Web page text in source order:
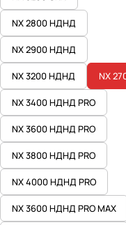
NX 2800 НДНД
NX 2900 НДНД
NX 3200 НДНД NX
NX 3400 НДНД PRO
NX 3600 НДНД PRO
NX 3800 НДНД PRO
NX 4000 НДНД PRO
NX 3600 НДНД PRO MAX